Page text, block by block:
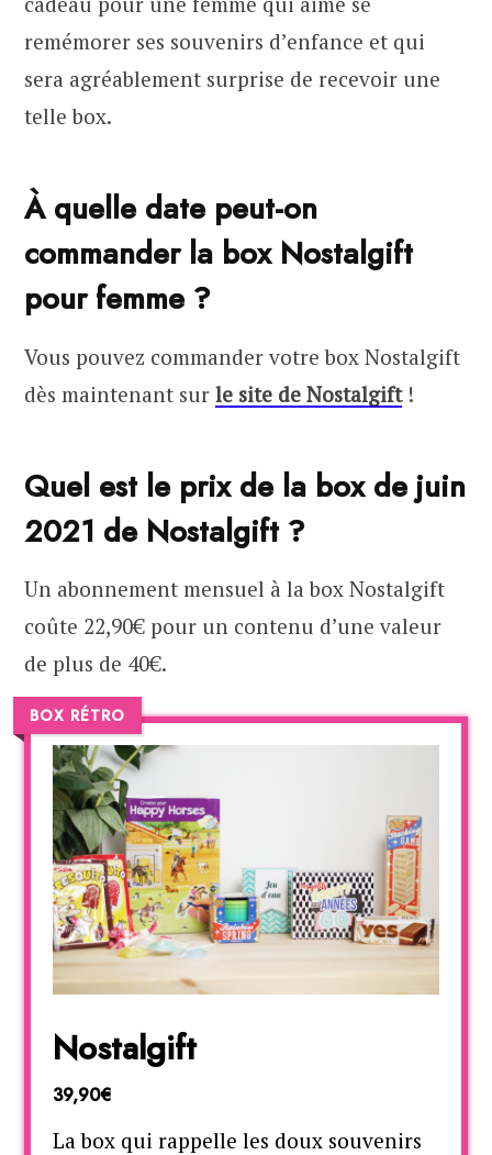
remémorer ses souvenirs d’enfance et qui
sera agréablement surprise de recevoir une
telle box.
À quelle date peut-on
commander la box Nostalgift
pour femme ?
Vous pouvez commander votre box Nostalgift
dès maintenant sur le site de Nostalgift!
Quel est le prix de la box de juin
2021 de Nostalgift ?
Un abonnement mensuel à la box Nostalgift
coûte 22,90€ pour un contenu d’une valeur
de plus de 40€.
BOX RÉTRO
Nostalgift
39,90€
La box qui rappelle les doux souvenirs